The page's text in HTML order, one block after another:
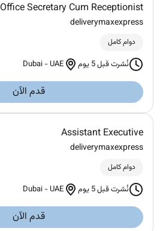
Office Secretary Cum Receptionist
deliverymaxexpress
دوام كامل
نُشرت قبل 5 يوم Dubai -UAE
قدم الآن
Assistant Executive
deliverymaxexpress
دوام كامل
نُشرت قبل 5 يوم Dubai -UAE
قدم الآن